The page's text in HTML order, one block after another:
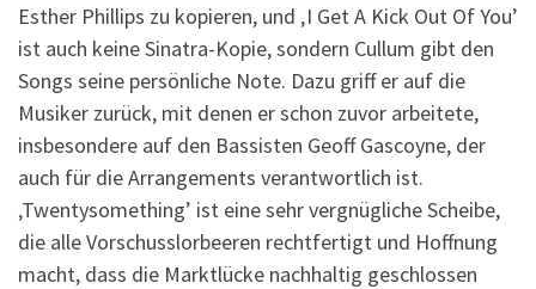
Esther Phillips zu kopieren, und ‚I Get A Kick Out Of You’
ist auch keine Sinatra-Kopie, sondern Cullum gibt den
Songs seine persönliche Note. Dazu griff er auf die
Musiker zurück, mit denen er schon zuvor arbeitete,
insbesondere auf den Bassisten Geoff Gascoyne, der
auch für die Arrangements verantwortlich ist.
‚Twentysomething’ ist eine sehr vergnügliche Scheibe,
die alle Vorschusslorbeeren rechtfertigt und Hoffnung
macht, dass die Marktlücke nachhaltig geschlossen